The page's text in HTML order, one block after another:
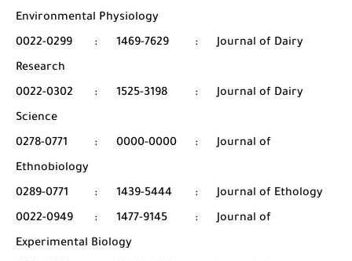
Environmental Physiology
0022-0299
: 1469-7629 :
Journal of Dairy
Research
0022-0302
: 1525-3198 :
Journal of Dairy
Science
0278-0771
: 0000-0000 :
Journal of
Ethnobiology
0289-0771
: 1439-5444 :
Journal of Ethology
0022-0949
: 1477-9145 :
Journal of
Experimental Biology